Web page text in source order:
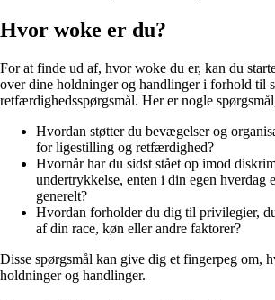
Hvor woke er du?
For at finde ud af, hvor woke du er, kan du
over dine holdninger og handlinger i forhold til
retfærdighedsspørgsmål. Her er nogle
Hvordan støtter du bevægelser og
for ligestilling og retfærdighed?
Hvornår har du sidst stået op imod
undertrykkelse, enten i din egen hverdag
generelt?
Hvordan forholder du dig til privilegier,
af din race, køn eller andre faktorer?
Disse spørgsmål kan give dig et fingerpeg om,
holdninger og handlinger.